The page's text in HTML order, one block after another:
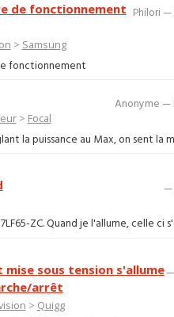
Philori —
de fonctionnement
> Samsung
fonctionnement
Anonyme —
> Focal
la puissance au Max, on sent la
—
ZC. Quand je l'allume, celle ci
sous tension s'allume
arrêt
> Quigg